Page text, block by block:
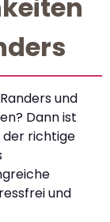
und
Dann ist
der richtige
und